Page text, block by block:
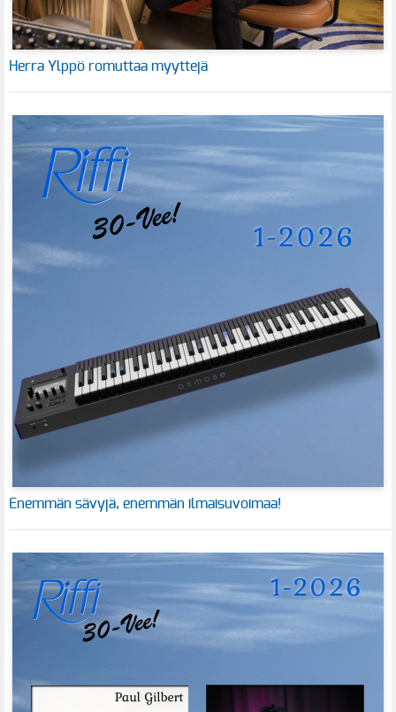
Herra Ylppö romuttaa myyttejä
Enemmän sävyjä, enemmän ilmaisuvoimaa!